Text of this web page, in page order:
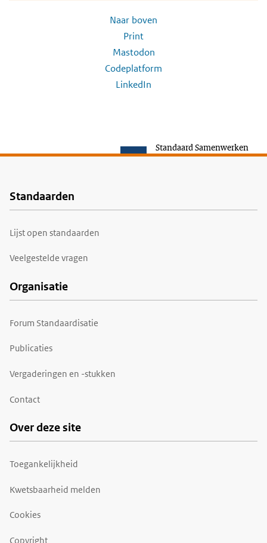
Naar boven
Print
Mastodon
Codeplatform
LinkedIn
Standaard Samenwerken
Voet
Standaarden
Lijst open standaarden
Veelgestelde vragen
Organisatie
Forum Standaardisatie
Publicaties
Vergaderingen en -stukken
Contact
Over deze site
Toegankelijkheid
Kwetsbaarheid melden
Cookies
Copyright